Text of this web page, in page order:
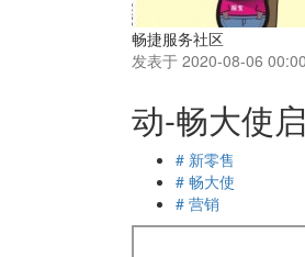
畅捷服务社区
发表于 2020-08-06 00:00
动-畅大使
# 新零售
# 畅大使
# 营销